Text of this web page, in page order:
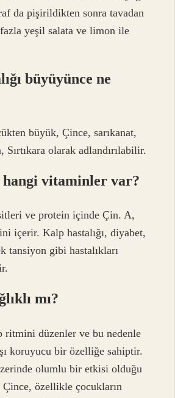
da pişirildikten sonra tavadan
fazla yeşil salata ve limon ile
büyüyünce ne
büyük, Çince, sarıkanat,
olarak adlandırılabilir.
hangi vitaminler var?
ve protein içinde Çin. A,
içerir. Kalp hastalığı, diyabet,
tansiyon gibi hastalıkları
mı?
düzenler ve bu nedenle
koruyucu bir özelliğe sahiptir.
olumlu bir etkisi olduğu
özellikle çocukların